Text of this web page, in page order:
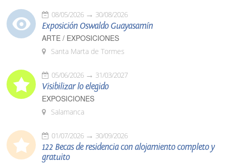
08/05/2026 30/08/2026
Exposición Oswaldo Guayasamín
ARTE / EXPOSICIONES
Santa Marta de Tormes
05/06/2026 31/03/2027
Visibilizar lo elegido
EXPOSICIONES
Salamanca
01/07/2026 30/09/2026
122 Becas de residencia con alojamiento completo y
gratuito